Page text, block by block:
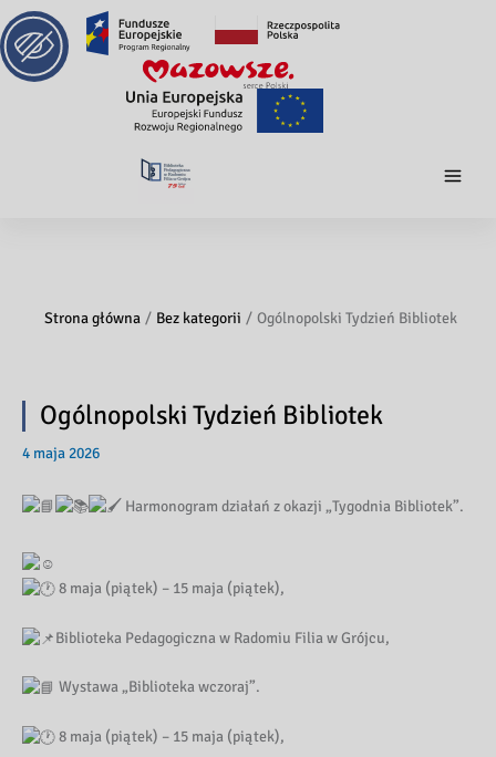
Strona główna Bez kategorii Ogólnopolski Tydzień Bibliotek
Ogólnopolski Tydzień Bibliotek
4 maja 2026
Harmonogram działań z okazji „Tygodnia Bibliotek”.
8 maja (piątek) – 15 maja (piątek),
Biblioteka Pedagogiczna w Radomiu Filia w Grójcu,
Wystawa „Biblioteka wczoraj”.
8 maja (piątek) – 15 maja (piątek),